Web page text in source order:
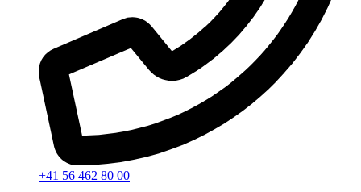
+41 56 462 80 00